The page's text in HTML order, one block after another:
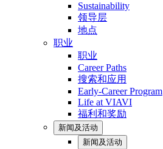
Sustainability
领导层
地点
职业
职业
Career Paths
搜索和应用
Early-Career Program
Life at VIAVI
福利和奖励
新闻及活动
新闻及活动